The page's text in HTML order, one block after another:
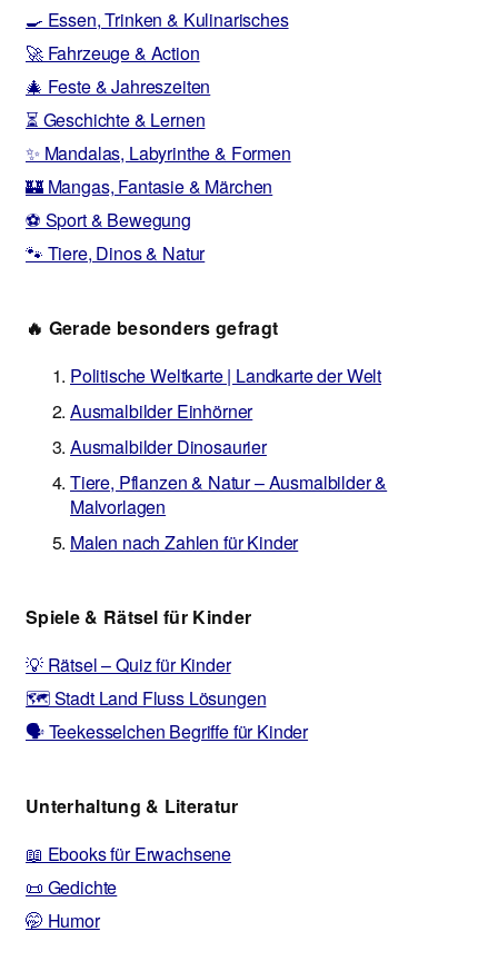
🍳 Essen, Trinken & Kulinarisches
🚀 Fahrzeuge & Action
🎄 Feste & Jahreszeiten
⏳ Geschichte & Lernen
✨ Mandalas, Labyrinthe & Formen
🏰 Mangas, Fantasie & Märchen
⚽ Sport & Bewegung
🐾 Tiere, Dinos & Natur
🔥 Gerade besonders gefragt
Politische Weltkarte | Landkarte der Welt
Ausmalbilder Einhörner
Ausmalbilder Dinosaurier
Tiere, Pflanzen & Natur – Ausmalbilder &
Malvorlagen
Malen nach Zahlen für Kinder
Spiele & Rätsel für Kinder
💡 Rätsel – Quiz für Kinder
🗺️ Stadt Land Fluss Lösungen
🗣️ Teekesselchen Begriffe für Kinder
Unterhaltung & Literatur
📖 Ebooks für Erwachsene
📜 Gedichte
🤭 Humor